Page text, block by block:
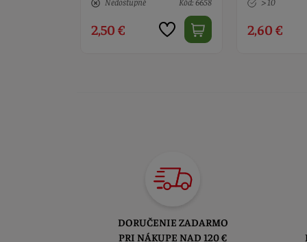
2,50 € 2,60 €
DORUČENIE ZADARMO
PRI NÁKUPE NAD 120 €